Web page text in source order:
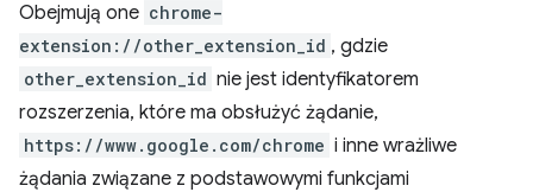
Obejmują one chrome-
extension://other_extension_id , gdzie
other_extension_id nie jest identyfikatorem
rozszerzenia, które ma obsłużyć żądanie,
https://www.google.com/chrome i inne wrażliwe
żądania związane z podstawowymi funkcjami